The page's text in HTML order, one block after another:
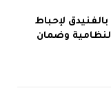
لإحباط
وضمان